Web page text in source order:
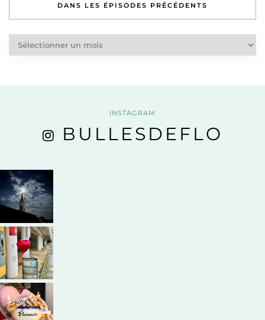
DANS LES ÉPISODES PRÉCÉDENTS
les
INSTAGRAM
BULLESDEFLO